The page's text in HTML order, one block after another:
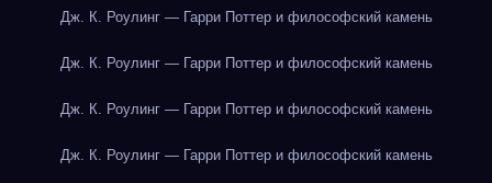
Дж. К. Роулинг — Гарри Поттер и философский камень
Дж. К. Роулинг — Гарри Поттер и философский камень
Дж. К. Роулинг — Гарри Поттер и философский камень
Дж. К. Роулинг — Гарри Поттер и философский камень